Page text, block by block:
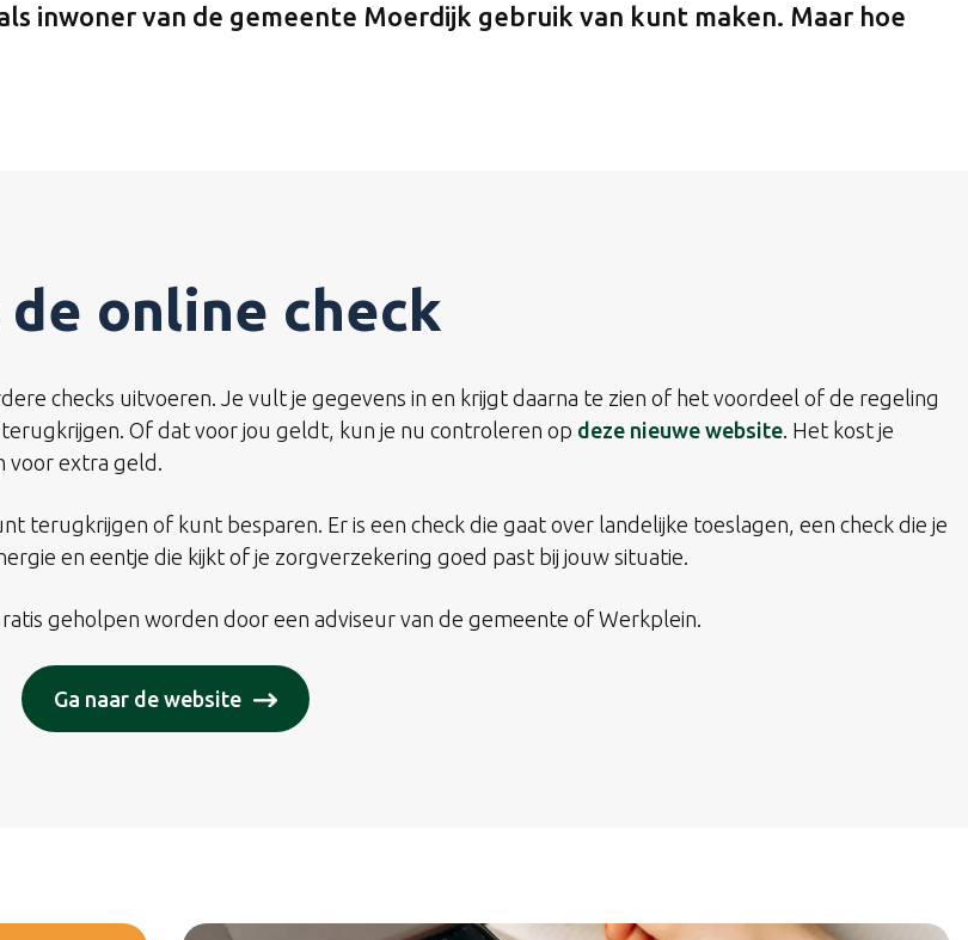
inwoner van de gemeente Moerdijk gebruik van kunt maken. Maar hoe
de online check
checks uitvoeren. Je vult je gegevens in en krijgt daarna te zien of het voordeel of de regeling
Of dat voor jou geldt, kun je nu controleren op deze nieuwe website. Het kost je
voor extra geld.
terugkrijgen of kunt besparen. Er is een check die gaat over landelijke toeslagen, een check die je
en eentje die kijkt of je zorgverzekering goed past bij jouw situatie.
geholpen worden door een adviseur van de gemeente of Werkplein.
Ga naar de website